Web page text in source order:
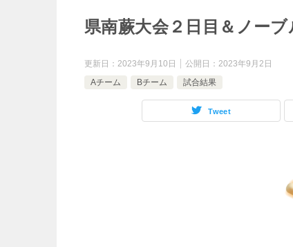
県南蕨大会２日目＆ノー
更新日： 2023年9月10日 公開日： 2023年9月2日
Aチーム
Bチーム 試合結果
Tweet